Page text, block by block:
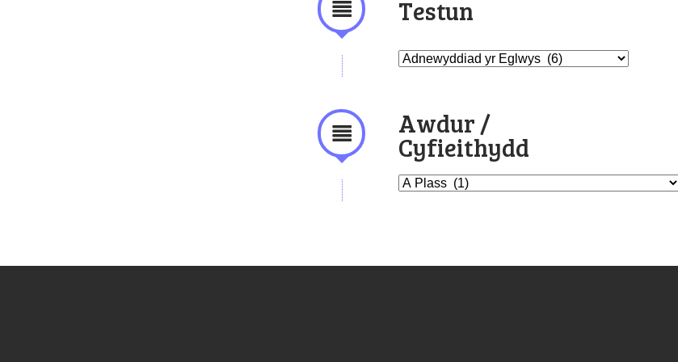
Testun
Awdur /
Cyfieithydd